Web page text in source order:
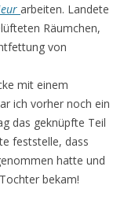
arbeiten. Landete
Räumchen,
von
mit einem
ich vorher noch ein
das geknüpfte Teil
feststelle, dass
hatte und
bekam!